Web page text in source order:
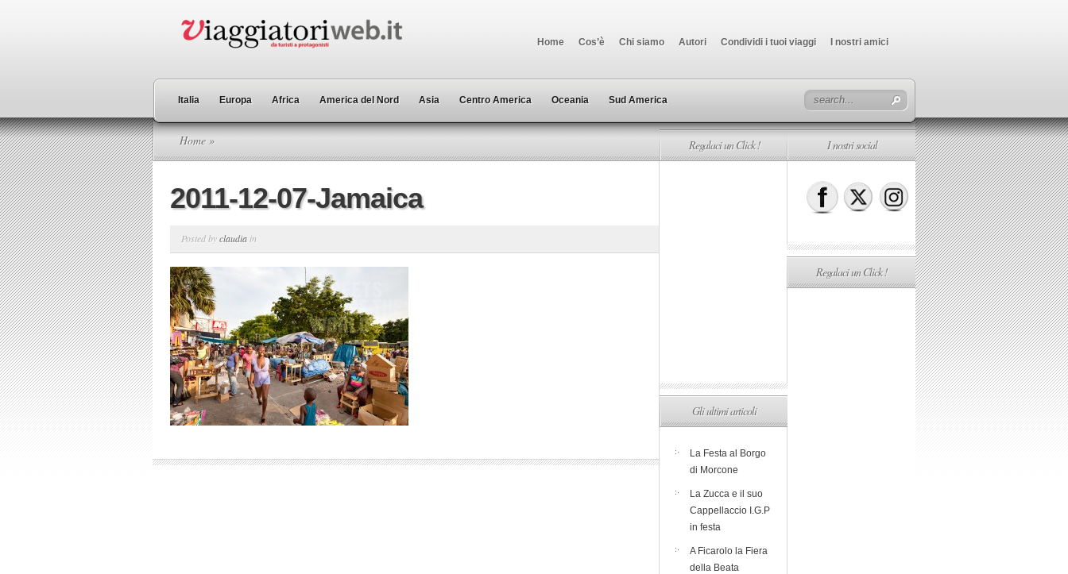
Home Cos’è Chi siamo Autori Condividi i tuoi viaggi I nostri amici
Italia Europa Africa America del Nord Asia Centro America Oceania Sud America
Home »
2011-12-07-Jamaica
Posted byclaudia in
Regalaci un Click !
Gli ultimi articoli
La Festa al Borgo
di Morcone
La Zucca e il suo
Cappellaccio I.G.P
in festa
A Ficarolo la Fiera
della Beata
I nostri social
Regalaci un Click !